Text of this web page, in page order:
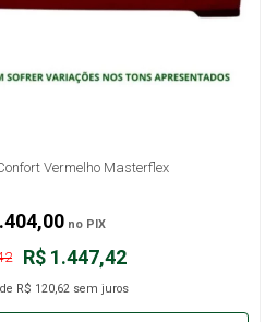
Vermelho Masterflex
R$ 1.447,42
de R$ 120,62 sem juros
no PIX